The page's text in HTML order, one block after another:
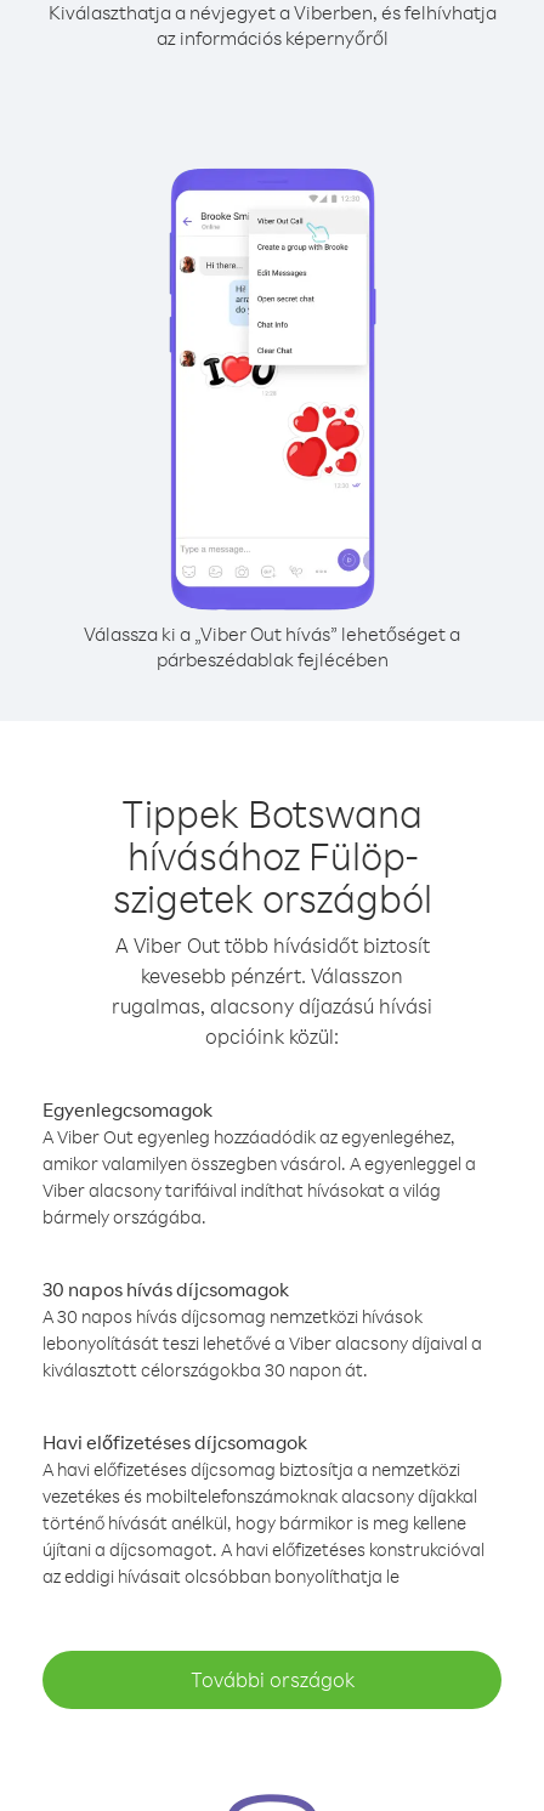
Kiválaszthatja a névjegyet a Viberben, és felhívhatja
az információs képernyőről
Válassza ki a „Viber Out hívás” lehetőséget a
párbeszédablak fejlécében
Tippek Botswana
hívásához Fülöp-
szigetek országból
A Viber Out több hívásidőt biztosít
kevesebb pénzért. Válasszon
rugalmas, alacsony díjazású hívási
opcióink közül:
Egyenlegcsomagok
A Viber Out egyenleg hozzáadódik az egyenlegéhez,
amikor valamilyen összegben vásárol. A egyenleggel a
Viber alacsony tarifáival indíthat hívásokat a világ
bármely országába.
30 napos hívás díjcsomagok
A 30 napos hívás díjcsomag nemzetközi hívások
lebonyolítását teszi lehetővé a Viber alacsony díjaival a
kiválasztott célországokba 30 napon át.
Havi előfizetéses díjcsomagok
A havi előfizetéses díjcsomag biztosítja a nemzetközi
vezetékes és mobiltelefonszámoknak alacsony díjakkal
történő hívását anélkül, hogy bármikor is meg kellene
újítani a díjcsomagot. A havi előfizetéses konstrukcióval
az eddigi hívásait olcsóbban bonyolíthatja le
További országok